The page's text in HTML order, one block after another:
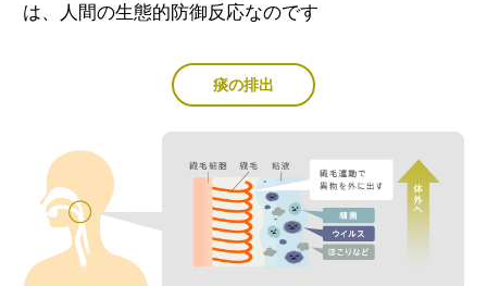
は、人間の生態的防御反応なのです
痰の排出